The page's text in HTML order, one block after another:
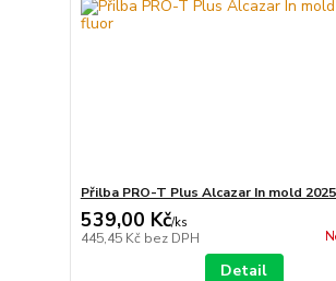
Přilba PRO-T Plus Alcazar In mold
539,00 Kč/ks
445,45 Kč bez DPH
Detail